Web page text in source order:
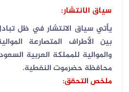
سياق الانتشار:
يأتي سياق الانتشار في ظل
بين الأطراف المتصارعة
والموالية للمملكة العربية
محافظة حضرموت النفطية.
ملخص التحقق: